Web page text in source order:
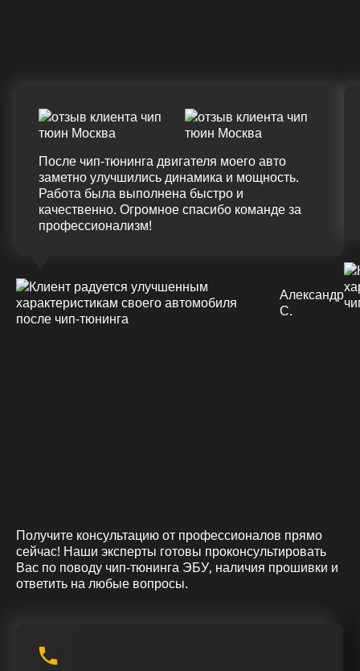
После чип-тюнинга двигателя моего авто
заметно улучшились динамика и мощность.
Работа была выполнена быстро и
качественно. Огромное спасибо команде за
профессионализм!
Александр
С.
Получите консультацию от профессионалов прямо
сейчас! Наши эксперты готовы проконсультировать
Вас по поводу чип-тюнинга ЭБУ, наличия прошивки и
ответить на любые вопросы.